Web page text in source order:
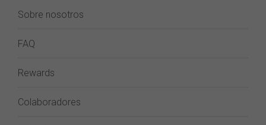
Sobre nosotros
FAQ
Rewards
Colaboradores